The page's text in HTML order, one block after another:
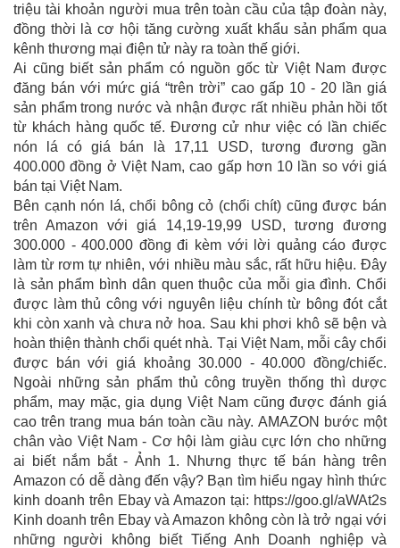
triệu tài khoản người mua trên toàn cầu của tập đoàn này,
đồng thời là cơ hội tăng cường xuất khẩu sản phẩm qua
kênh thương mại điện tử này ra toàn thế giới.
Ai cũng biết sản phẩm có nguồn gốc từ Việt Nam được
đăng bán với mức giá “trên trời” cao gấp 10 - 20 lần giá
sản phẩm trong nước và nhận được rất nhiều phản hồi tốt
từ khách hàng quốc tế. Đương cử như việc có lần chiếc
nón lá có giá bán là 17,11 USD, tương đương gần
400.000 đồng ở Việt Nam, cao gấp hơn 10 lần so với giá
bán tại Việt Nam.
Bên cạnh nón lá, chổi bông cỏ (chổi chít) cũng được bán
trên Amazon với giá 14,19-19,99 USD, tương đương
300.000 - 400.000 đồng đi kèm với lời quảng cáo được
làm từ rơm tự nhiên, với nhiều màu sắc, rất hữu hiệu. Đây
là sản phẩm bình dân quen thuộc của mỗi gia đình. Chổi
được làm thủ công với nguyên liệu chính từ bông đót cắt
khi còn xanh và chưa nở hoa. Sau khi phơi khô sẽ bện và
hoàn thiện thành chổi quét nhà. Tại Việt Nam, mỗi cây chổi
được bán với giá khoảng 30.000 - 40.000 đồng/chiếc.
Ngoài những sản phẩm thủ công truyền thống thì dược
phẩm, may mặc, gia dụng Việt Nam cũng được đánh giá
cao trên trang mua bán toàn cầu này. AMAZON bước một
chân vào Việt Nam - Cơ hội làm giàu cực lớn cho những
ai biết nắm bắt - Ảnh 1. Nhưng thực tế bán hàng trên
Amazon có dễ dàng đến vậy? Bạn tìm hiểu ngay hình thức
kinh doanh trên Ebay và Amazon tại: https://goo.gl/aWAt2s
Kinh doanh trên Ebay và Amazon không còn là trở ngại với
những người không biết Tiếng Anh Doanh nghiệp và